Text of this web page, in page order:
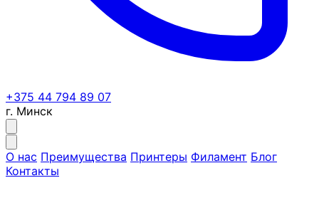
+375 44 794 89 07
г. Минск
О нас Преимущества Принтеры Филамент Блог
Контакты